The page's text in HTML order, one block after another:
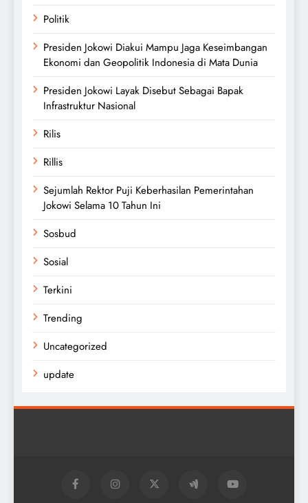
Politik
Presiden Jokowi Diakui Mampu Jaga Keseimbangan
Ekonomi dan Geopolitik Indonesia di Mata Dunia
Presiden Jokowi Layak Disebut Sebagai Bapak
Infrastruktur Nasional
Rilis
Rillis
Sejumlah Rektor Puji Keberhasilan Pemerintahan
Jokowi Selama 10 Tahun Ini
Sosbud
Sosial
Terkini
Trending
Uncategorized
update